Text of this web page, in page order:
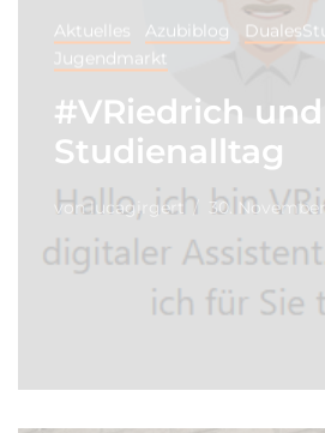
Aktuelles Azubiblog
Jugendmarkt
#VRiedrich
Studienalltag
vonlucagirgert 30.